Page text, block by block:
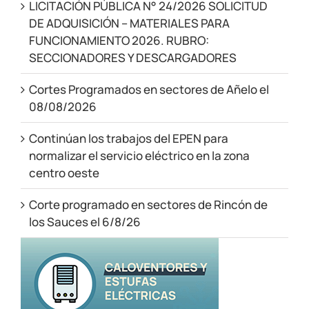
LICITACIÓN PÚBLICA N° 24/2026 SOLICITUD
DE ADQUISICIÓN – MATERIALES PARA
FUNCIONAMIENTO 2026. RUBRO:
SECCIONADORES Y DESCARGADORES
Cortes Programados en sectores de Añelo el
08/08/2026
Continúan los trabajos del EPEN para
normalizar el servicio eléctrico en la zona
centro oeste
Corte programado en sectores de Rincón de
los Sauces el 6/8/26